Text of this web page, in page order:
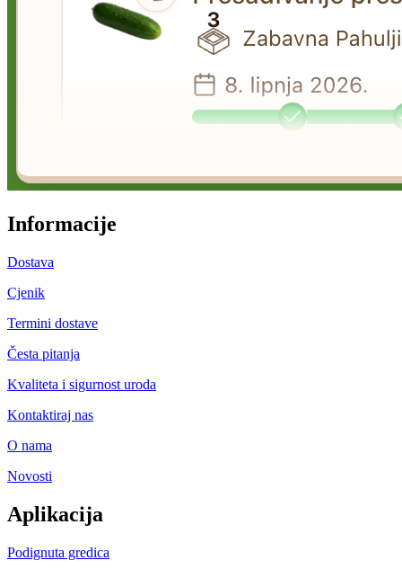
Informacije
Dostava
Cjenik
Termini dostave
Česta pitanja
Kvaliteta i sigurnost uroda
Kontaktiraj nas
O nama
Novosti
Aplikacija
Podignuta gredica